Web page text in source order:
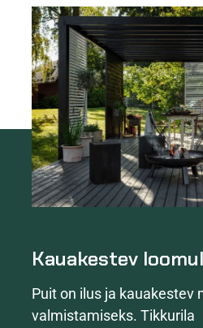
Kauakestev
Puit on ilus ja kauakestev
valmistamiseks. Tikkurila